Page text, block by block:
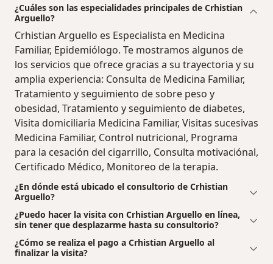
¿Cuáles son las especialidades principales de Crhistian
Arguello?
Crhistian Arguello es Especialista en Medicina
Familiar, Epidemiólogo. Te mostramos algunos de
los servicios que ofrece gracias a su trayectoria y su
amplia experiencia: Consulta de Medicina Familiar,
Tratamiento y seguimiento de sobre peso y
obesidad, Tratamiento y seguimiento de diabetes,
Visita domiciliaria Medicina Familiar, Visitas sucesivas
Medicina Familiar, Control nutricional, Programa
para la cesación del cigarrillo, Consulta motivaciónal,
Certificado Médico, Monitoreo de la terapia.
¿En dónde está ubicado el consultorio de Crhistian
Arguello?
¿Puedo hacer la visita con Crhistian Arguello en línea,
sin tener que desplazarme hasta su consultorio?
¿Cómo se realiza el pago a Crhistian Arguello al
finalizar la visita?